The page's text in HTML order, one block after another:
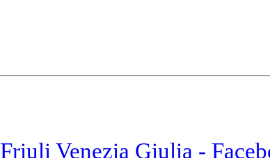
Venezia Giulia -